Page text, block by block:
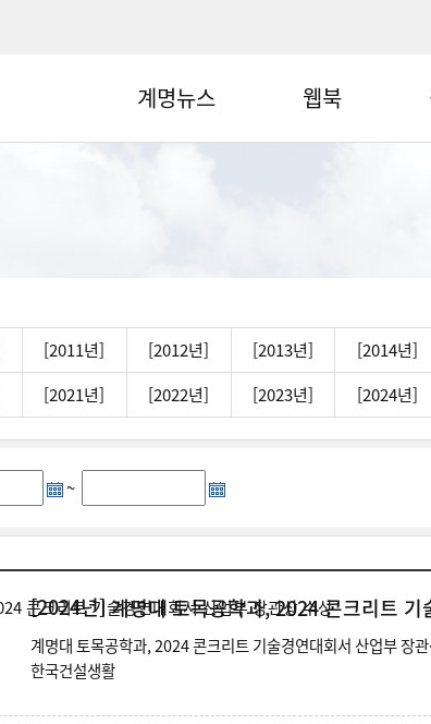
계명뉴스 웹북
[2011년] [2012년] [2013년] [2014년]
[2021년] [2022년] [2023년] [2024년]
~
[2024년]계명대 토목공학과, 2024 콘크리트
계명대 토목공학과, 2024 콘크리트 기술경연대회서 산업부 장관상 수상 - 계명대 토목공학과 학생 5명으로 구
한국건설생활